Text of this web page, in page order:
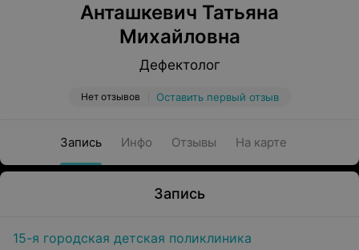
Анташкевич Татьяна
Михайловна
Дефектолог
Нет отзывов Оставить первый отзыв
Запись Инфо Отзывы На карте
Запись
15-я городская детская поликлиника